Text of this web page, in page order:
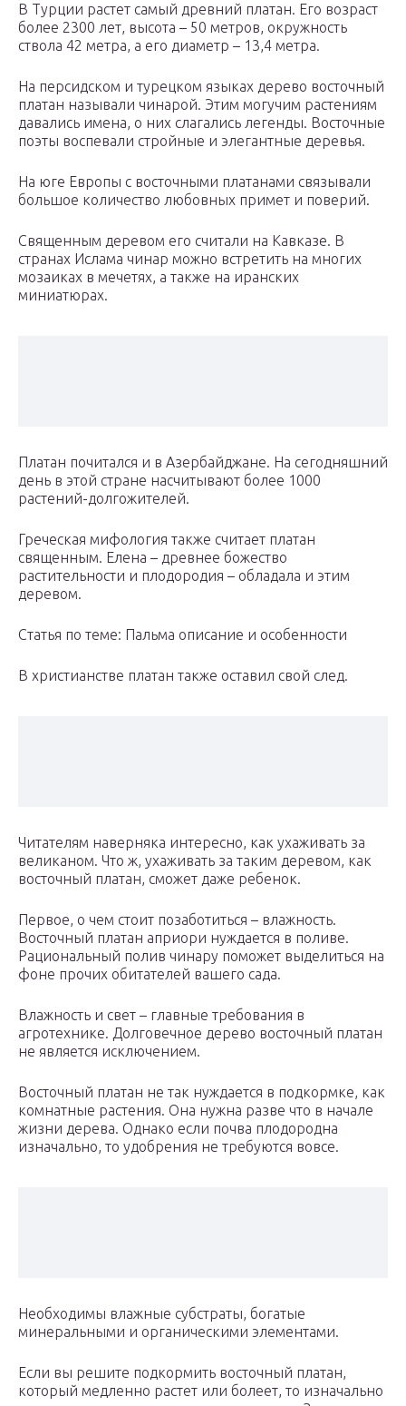
В Турции растет самый древний платан. Его возраст
более 2300 лет, высота – 50 метров, окружность
ствола 42 метра, а его диаметр – 13,4 метра.
На персидском и турецком языках дерево восточный
платан называли чинарой. Этим могучим растениям
давались имена, о них слагались легенды. Восточные
поэты воспевали стройные и элегантные деревья.
На юге Европы с восточными платанами связывали
большое количество любовных примет и поверий.
Священным деревом его считали на Кавказе. В
странах Ислама чинар можно встретить на многих
мозаиках в мечетях, а также на иранских
миниатюрах.
Платан почитался и в Азербайджане. На сегодняшний
день в этой стране насчитывают более 1000
растений-долгожителей.
Греческая мифология также считает платан
священным. Елена – древнее божество
растительности и плодородия – обладала и этим
деревом.
Статья по теме: Пальма описание и особенности
В христианстве платан также оставил свой след.
Читателям наверняка интересно, как ухаживать за
великаном. Что ж, ухаживать за таким деревом, как
восточный платан, сможет даже ребенок.
Первое, о чем стоит позаботиться – влажность.
Восточный платан априори нуждается в поливе.
Рациональный полив чинару поможет выделиться на
фоне прочих обитателей вашего сада.
Влажность и свет – главные требования в
агротехнике. Долговечное дерево восточный платан
не является исключением.
Восточный платан не так нуждается в подкормке, как
комнатные растения. Она нужна разве что в начале
жизни дерева. Однако если почва плодородна
изначально, то удобрения не требуются вовсе.
Необходимы влажные субстраты, богатые
минеральными и органическими элементами.
Если вы решите подкормить восточный платан,
который медленно растет или болеет, то изначально